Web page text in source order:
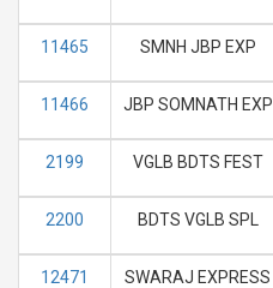
11465 SMNH JBP EXP
11466 JBP SOMNATH EXP
2199 VGLB BDTS FEST
2200 BDTS VGLB SPL
12471 SWARAJ EXPRESS